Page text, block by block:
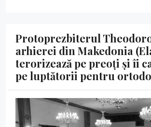
Protoprezbiterul
arhierei din Makedonia
terorizează pe preoți și îi
pe luptătorii pentru